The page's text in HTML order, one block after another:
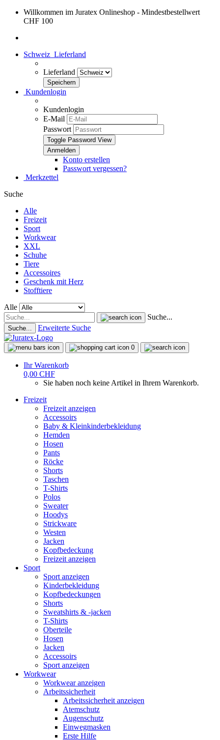
Willkommen im Juratex Onlineshop - Mindestbestellwert
CHF 100
Schweiz Lieferland
Lieferland
Kundenlogin
Kundenlogin
E-Mail
Passwort
Toggle Password View
Konto erstellen
Passwort vergessen?
Merkzettel
Suche
Alle
Freizeit
Sport
Workwear
XXL
Schuhe
Tiere
Accessoires
Geschenk mit Herz
Stofftiere
Alle
Suche...
Suche... Erweiterte Suche
0
Ihr Warenkorb
0,00 CHF
Sie haben noch keine Artikel in Ihrem Warenkorb.
Freizeit
Freizeit anzeigen
Accessoirs
Baby & Kleinkinderbekleidung
Hemden
Hosen
Pants
Röcke
Shorts
Taschen
T-Shirts
Polos
Sweater
Hoodys
Strickware
Westen
Jacken
Kopfbedeckung
Freizeit anzeigen
Sport
Sport anzeigen
Kinderbekleidung
Kopfbedeckungen
Shorts
Sweatshirts & -jacken
T-Shirts
Oberteile
Hosen
Jacken
Accessoirs
Sport anzeigen
Workwear
Workwear anzeigen
Arbeitssicherheit
Arbeitssicherheit anzeigen
Atemschutz
Augenschutz
Einwegmasken
Erste Hilfe